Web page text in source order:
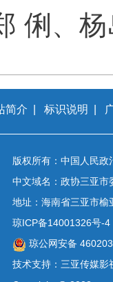
俐、
简介 标识说明
版权所有：中国人民
中文域名：政协三亚市
地址：海南省三亚市榆
琼ICP备14001326号-4
琼公网安备
技术支持：三亚传媒影